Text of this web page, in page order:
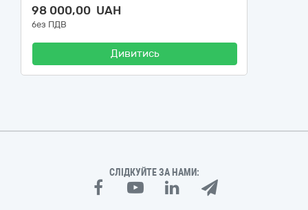
98 000,00 UAH
без ПДВ
Дивитись
СЛІДКУЙТЕ ЗА НАМИ: